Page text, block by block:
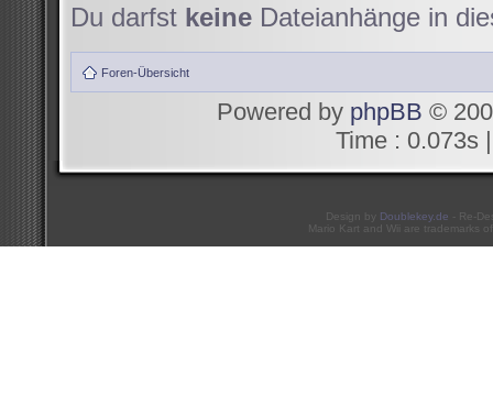
Du darfst keine Dateianhänge in
Foren-Übersicht
Powered by phpBB ©
Time : 0.073s
Design by Doublekey.de - Re-
Mario Kart and Wii are trademarks